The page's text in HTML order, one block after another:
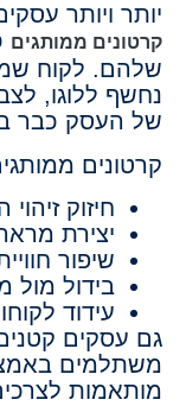
יותר ויותר
קרטונים ממותגים
שלהם. לקוח
נחשף ללוגו,
של העסק כבר
קרטונים
חיזוק
יצירת
שיפור
בידול מול
עידוד
גם עסקים קטנים
משתלמים
מותאמות